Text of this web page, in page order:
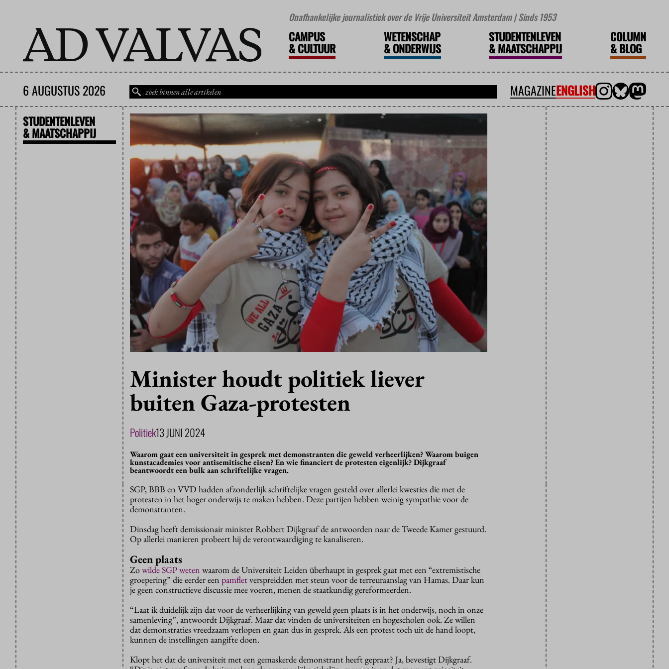
Onafhankelijke journalistiek over de Vrije Universiteit Amsterdam | Sinds 1953
CAMPUS
&CULTUUR
WETENSCHAP
&ONDERWIJS
STUDENTENLEVEN
&MAATSCHAPPIJ
COLUMN
&BLOG
6 AUGUSTUS 2026 MAGAZINEENGLISH
STUDENTENLEVEN
& MAATSCHAPPIJ
Minister houdt politiek liever
buiten Gaza-protesten
Politiek13 JUNI 2024
Waarom gaat een universiteit in gesprek met demonstranten die geweld verheerlijken? Waarom buigen
kunstacademies voor antisemitische eisen? En wie financiert de protesten eigenlijk? Dijkgraaf
beantwoordt een bulk aan schriftelijke vragen.
SGP, BBB en VVD hadden afzonderlijk schriftelijke vragen gesteld over allerlei kwesties die met de
protesten in het hoger onderwijs te maken hebben. Deze partijen hebben weinig sympathie voor de
demonstranten.
Dinsdag heeft demissionair minister Robbert Dijkgraaf de antwoorden naar de Tweede Kamer gestuurd.
Op allerlei manieren probeert hij de verontwaardiging te kanaliseren.
Geen plaats
Zowilde SGP weten waarom de Universiteit Leiden überhaupt in gesprek gaat met een “extremistische
groepering” die eerder een pamfletverspreidden met steun voor de terreuraanslag van Hamas. Daar kun
je geen constructieve discussie mee voeren, menen de staatkundig gereformeerden.
“Laat ik duidelijk zijn dat voor de verheerlijking van geweld geen plaats is in het onderwijs, noch in onze
samenleving”, antwoordt Dijkgraaf. Maar dat vinden de universiteiten en hogescholen ook. Ze willen
dat demonstraties vreedzaam verlopen en gaan dus in gesprek. Als een protest toch uit de hand loopt,
kunnen de instellingen aangifte doen.
Klopt het dat de universiteit met een gemaskerde demonstrant heeft gepraat? Ja, bevestigt Dijkgraaf.